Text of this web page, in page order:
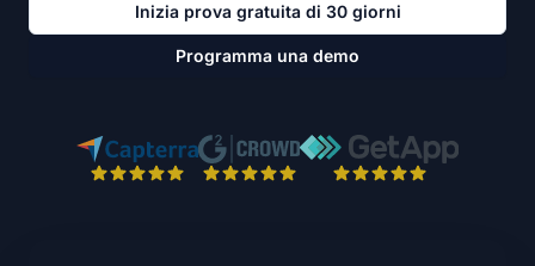
Inizia prova gratuita di 30 giorni
Programma una demo